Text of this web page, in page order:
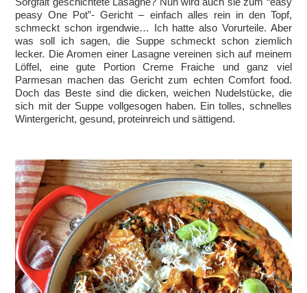
peasy One Pot”- Gericht – einfach alles rein in den Topf,
schmeckt schon irgendwie… Ich hatte also Vorurteile. Aber
was soll ich sagen, die Suppe schmeckt schon ziemlich
lecker. Die Aromen einer Lasagne vereinen sich auf meinem
Löffel, eine gute Portion Creme Fraiche und ganz viel
Parmesan machen das Gericht zum echten Comfort food.
Doch das Beste sind die dicken, weichen Nudelstücke, die
sich mit der Suppe vollgesogen haben. Ein tolles, schnelles
Wintergericht, gesund, proteinreich und sättigend.